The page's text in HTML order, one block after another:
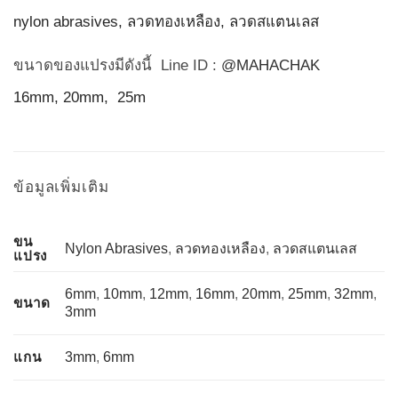
nylon abrasives, ลวดทองเหลือง, ลวดสแตนเลส
ขนาดของแปรงมีดังนี้ Line ID : @MAHACHAK
16mm, 20mm, 25m
ข้อมูลเพิ่มเติม
ขน
แปรง
Nylon Abrasives, ลวดทองเหลือง, ลวดสแตนเลส
ขนาด
6mm, 10mm, 12mm, 16mm, 20mm, 25mm, 32mm,
3mm
แกน 3mm, 6mm